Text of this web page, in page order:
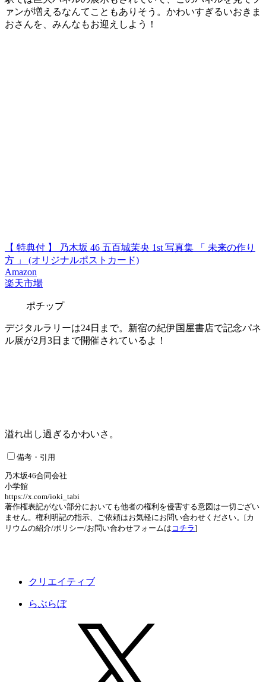
ァンが増えるなんてこともありそう。かわいすぎるいおきま
おさんを、みんなもお迎えしよう！
【 特典付 】 乃木坂 46 五百城茉央 1st 写真集 「 未来の作り
方 」 (オリジナルポストカード)
Amazon
楽天市場
ポチップ
デジタルラリーは24日まで。新宿の紀伊国屋書店で記念パネ
ル展が2月3日まで開催されているよ！
溢れ出し過ぎるかわいさ。
備考・引用
乃木坂46合同会社
小学館
https://x.com/ioki_tabi
著作権表記がない部分においても他者の権利を侵害する意図は一切ござい
ません。権利明記の指示、ご依頼はお気軽にお問い合わせください。[カ
リウムの紹介/ポリシー/お問い合わせフォームは コチラ]
クリエイティブ
らぶらぼ